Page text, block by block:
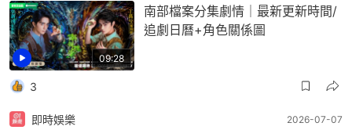
09:28
南部檔案分集劇情｜最新更新時間/
追劇日曆+角色關係圖
3
即時娛樂 2026-07-07